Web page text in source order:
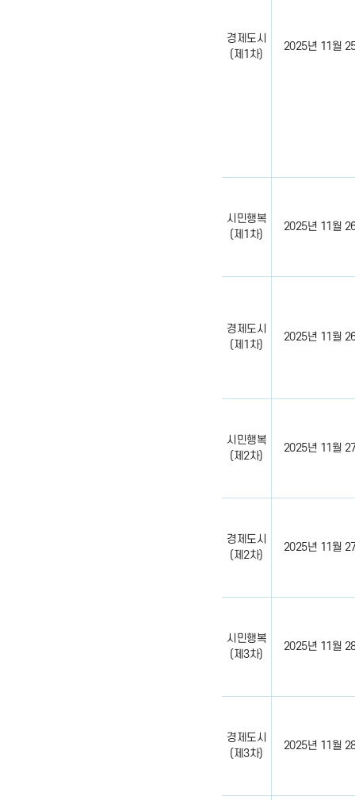
경제도시
(제1차)
2025년 11월
시민행복
(제1차)
2025년 11월
경제도시
(제1차)
2025년 11월
시민행복
(제2차)
2025년 11월
경제도시
(제2차)
2025년 11월
시민행복
(제3차)
2025년 11월
경제도시
(제3차)
2025년 11월